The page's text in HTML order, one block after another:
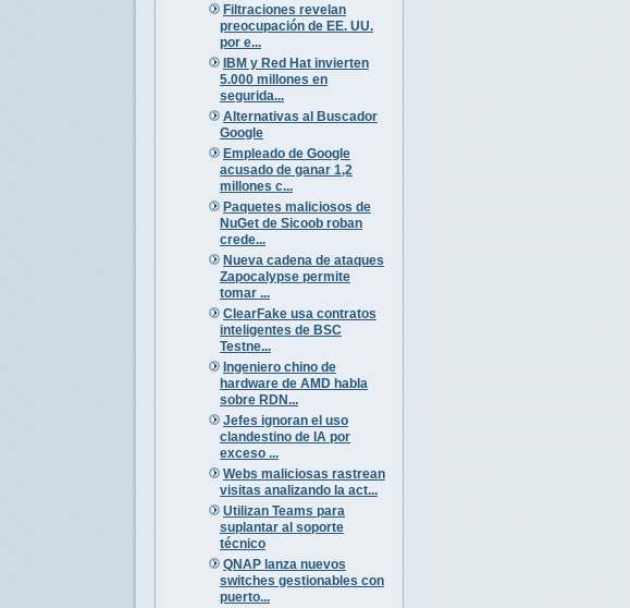
Filtraciones revelan
preocupación de EE. UU.
por e...
IBM y Red Hat invierten
5.000 millones en
segurida...
Alternativas al Buscador
Google
Empleado de Google
acusado de ganar 1,2
millones c...
Paquetes maliciosos de
NuGet de Sicoob roban
crede...
Nueva cadena de ataques
Zapocalypse permite
tomar ...
ClearFake usa contratos
inteligentes de BSC
Testne...
Ingeniero chino de
hardware de AMD habla
sobre RDN...
Jefes ignoran el uso
clandestino de IA por
exceso ...
Webs maliciosas rastrean
visitas analizando la act...
Utilizan Teams para
suplantar al soporte
técnico
QNAP lanza nuevos
switches gestionables con
puerto...